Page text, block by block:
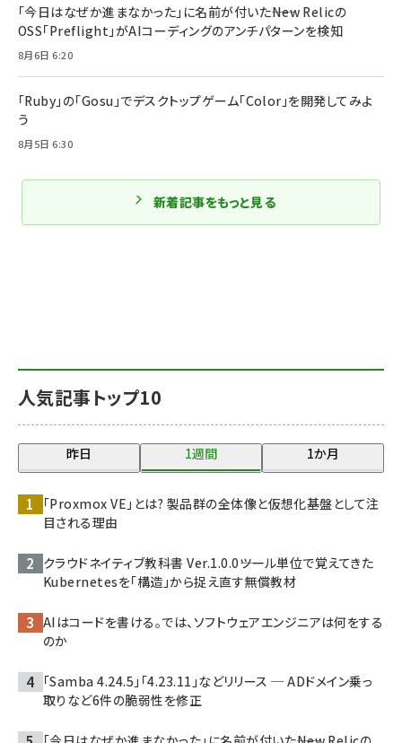
人気記事トップ10
昨日 1週間 1か月
「Proxmox VE」とは? 製品群の全体像と仮想化基盤として注
目される理由
クラウドネイティブ教科書 Ver.1.0.0――ツール単位で覚えてきた
Kubernetesを「構造」から捉え直す無償教材
AIはコードを書ける。では、ソフトウェアエンジニアは何をする
のか
「Samba 4.24.5」「4.23.11」などリリース ─ ADドメイン乗っ
取りなど6件の脆弱性を修正
「今日はなぜか進まなかった」に名前が付いた――New Relicの
OSS「Preflight」がAIコーディングのアンチパターンを検知
8月6日 6:20
「Ruby」の「Gosu」でデスクトップゲーム「Color」を開発してみよ
う
8月5日 6:30
新着記事をもっと見る